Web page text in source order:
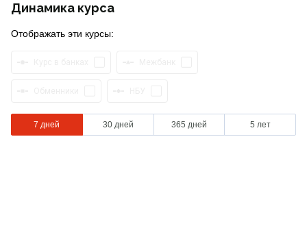
Динамика курса
Отображать эти курсы:
7 дней 30 дней 365 дней 5 лет